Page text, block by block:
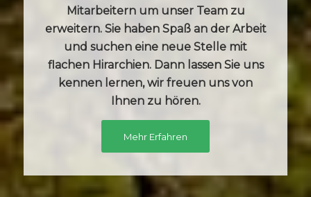
Mitarbeitern um unser Team zu
erweitern. Sie haben Spaß an der Arbeit
und suchen eine neue Stelle mit
flachen Hirarchien. Dann lassen Sie uns
kennen lernen, wir freuen uns von
Ihnen zu hören.
Mehr Erfahren